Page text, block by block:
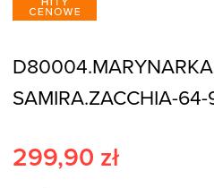
SAMIRA.ZACCHIA-
299,90 zł